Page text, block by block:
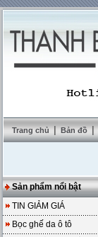
Trang chủ | Bản đồ |
Sản phẩm nổi bật
TIN GIẢM GIÁ
Bọc ghế da ô tô